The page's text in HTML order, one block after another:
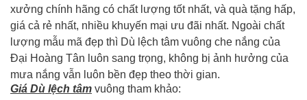
xưởng chính hãng có chất lượng tốt nhất, và quà tặng hấp,
giá cả rẻ nhất, nhiều khuyến mại ưu đãi nhất. Ngoài chất
lượng mẫu mã đẹp thì Dù lệch tâm vuông che nắng của
Đại Hoàng Tân luôn sang trọng, không bị ảnh hưởng của
mưa nắng vẫn luôn bền đẹp theo thời gian.
Giá Dù lệch tâm vuông tham khảo: